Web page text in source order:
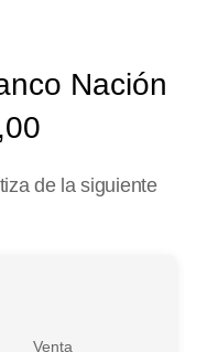
Nación
de la siguiente
Venta